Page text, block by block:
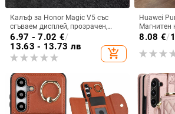
Калъф за Honor Magic V5 със
сгъваем дисплей, прозрачен,
лъскав, PC материал
6.97 - 7.02 €/
13.63 - 13.73 лв
add_shopping_cart
Huawei
Магнитен
ултра
8.08 €/